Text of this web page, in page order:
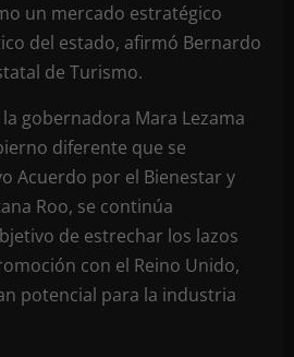
un mercado estratégico
del estado, afirmó Bernardo
de Turismo.
gobernadora Mara Lezama
diferente que se
Acuerdo por el Bienestar y
Roo, se continúa
de estrechar los lazos
con el Reino Unido,
potencial para la industria